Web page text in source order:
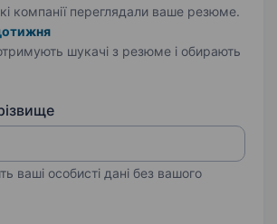
компанії переглядали ваше резюме.
шукачі з резюме і обирають
ваші особисті дані без вашого